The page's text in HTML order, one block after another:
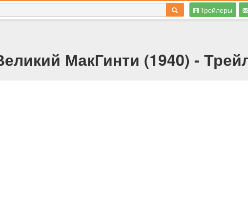
Трейлеры
МакГинти (1940) -